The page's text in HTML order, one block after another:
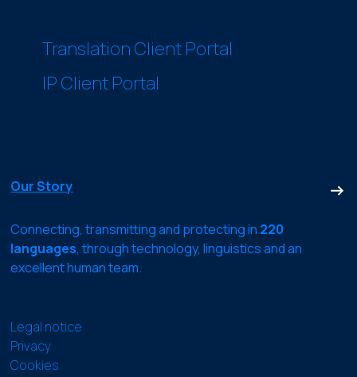
Translation Client Portal
IP Client Portal
Our Story
Connecting, transmitting and protecting in 220
languages, through technology, linguistics and an
excellent human team.
Legal notice
Privacy
Cookies